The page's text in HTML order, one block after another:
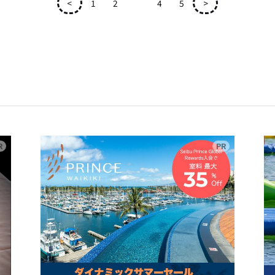
< 1 2 4 5 >
広告